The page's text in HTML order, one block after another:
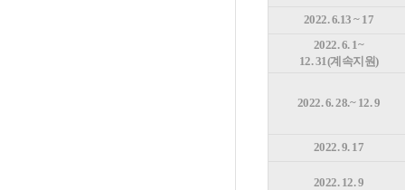
2022. 6.13 ~ 17
2022. 6. 1~
12. 31(계속지원)
2022. 6. 28.~ 12. 9
2022. 9. 17
2022. 12. 9